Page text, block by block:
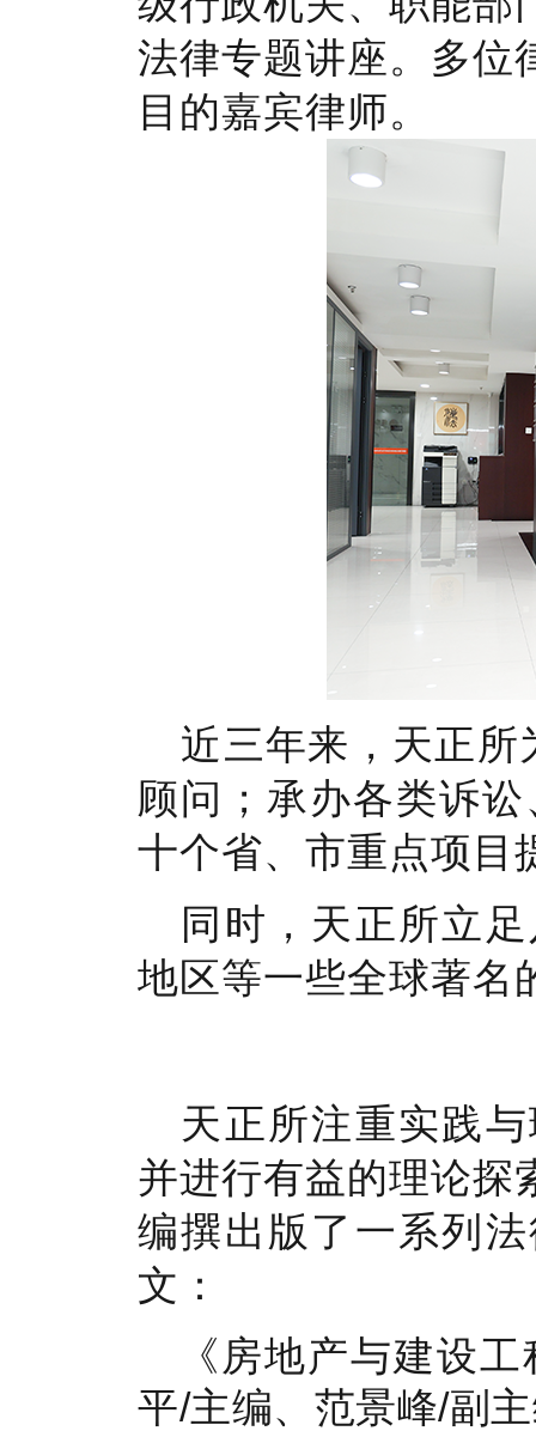
法律专题讲座。多位
目的嘉宾律师。
近三年来，天正
顾问；承办各类诉
十个省、市重点项目
同时，天正所立
地区等一些全球著名
天正所注重实践
并进行有益的理论探
编撰出版了一系列
文：
《房地产与建设
平/主编、范景峰/副